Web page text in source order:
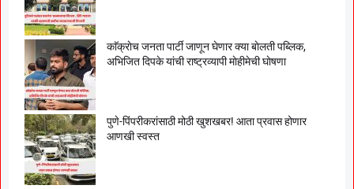
काॅक्राेच जनता पार्टी जाणून घेणार क्या बाेलती पब्लिक,
अभिजित दिपके यांची राष्ट्रव्यापी माेहीमेची घाेषणा
पुणे-पिंपरीकरांसाठी मोठी खुशखबर! आता प्रवास होणार
आणखी स्वस्त